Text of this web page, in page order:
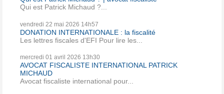
Qui est Patrick Michaud ?...
vendredi 22 mai 2026 14h57
DONATION INTERNATIONALE : la fiscalité
Les lettres fiscales d'EFI Pour lire les...
mercredi 01 avril 2026 13h30
AVOCAT FISCALISTE INTERNATIONAL PATRICK
MICHAUD
Avocat fiscaliste international pour...